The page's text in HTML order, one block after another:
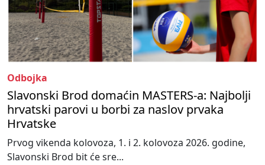
Odbojka
Slavonski Brod domaćin MASTERS-a: Najbolji
hrvatski parovi u borbi za naslov prvaka
Hrvatske
Prvog vikenda kolovoza, 1. i 2. kolovoza 2026. godine,
Slavonski Brod bit će sre...